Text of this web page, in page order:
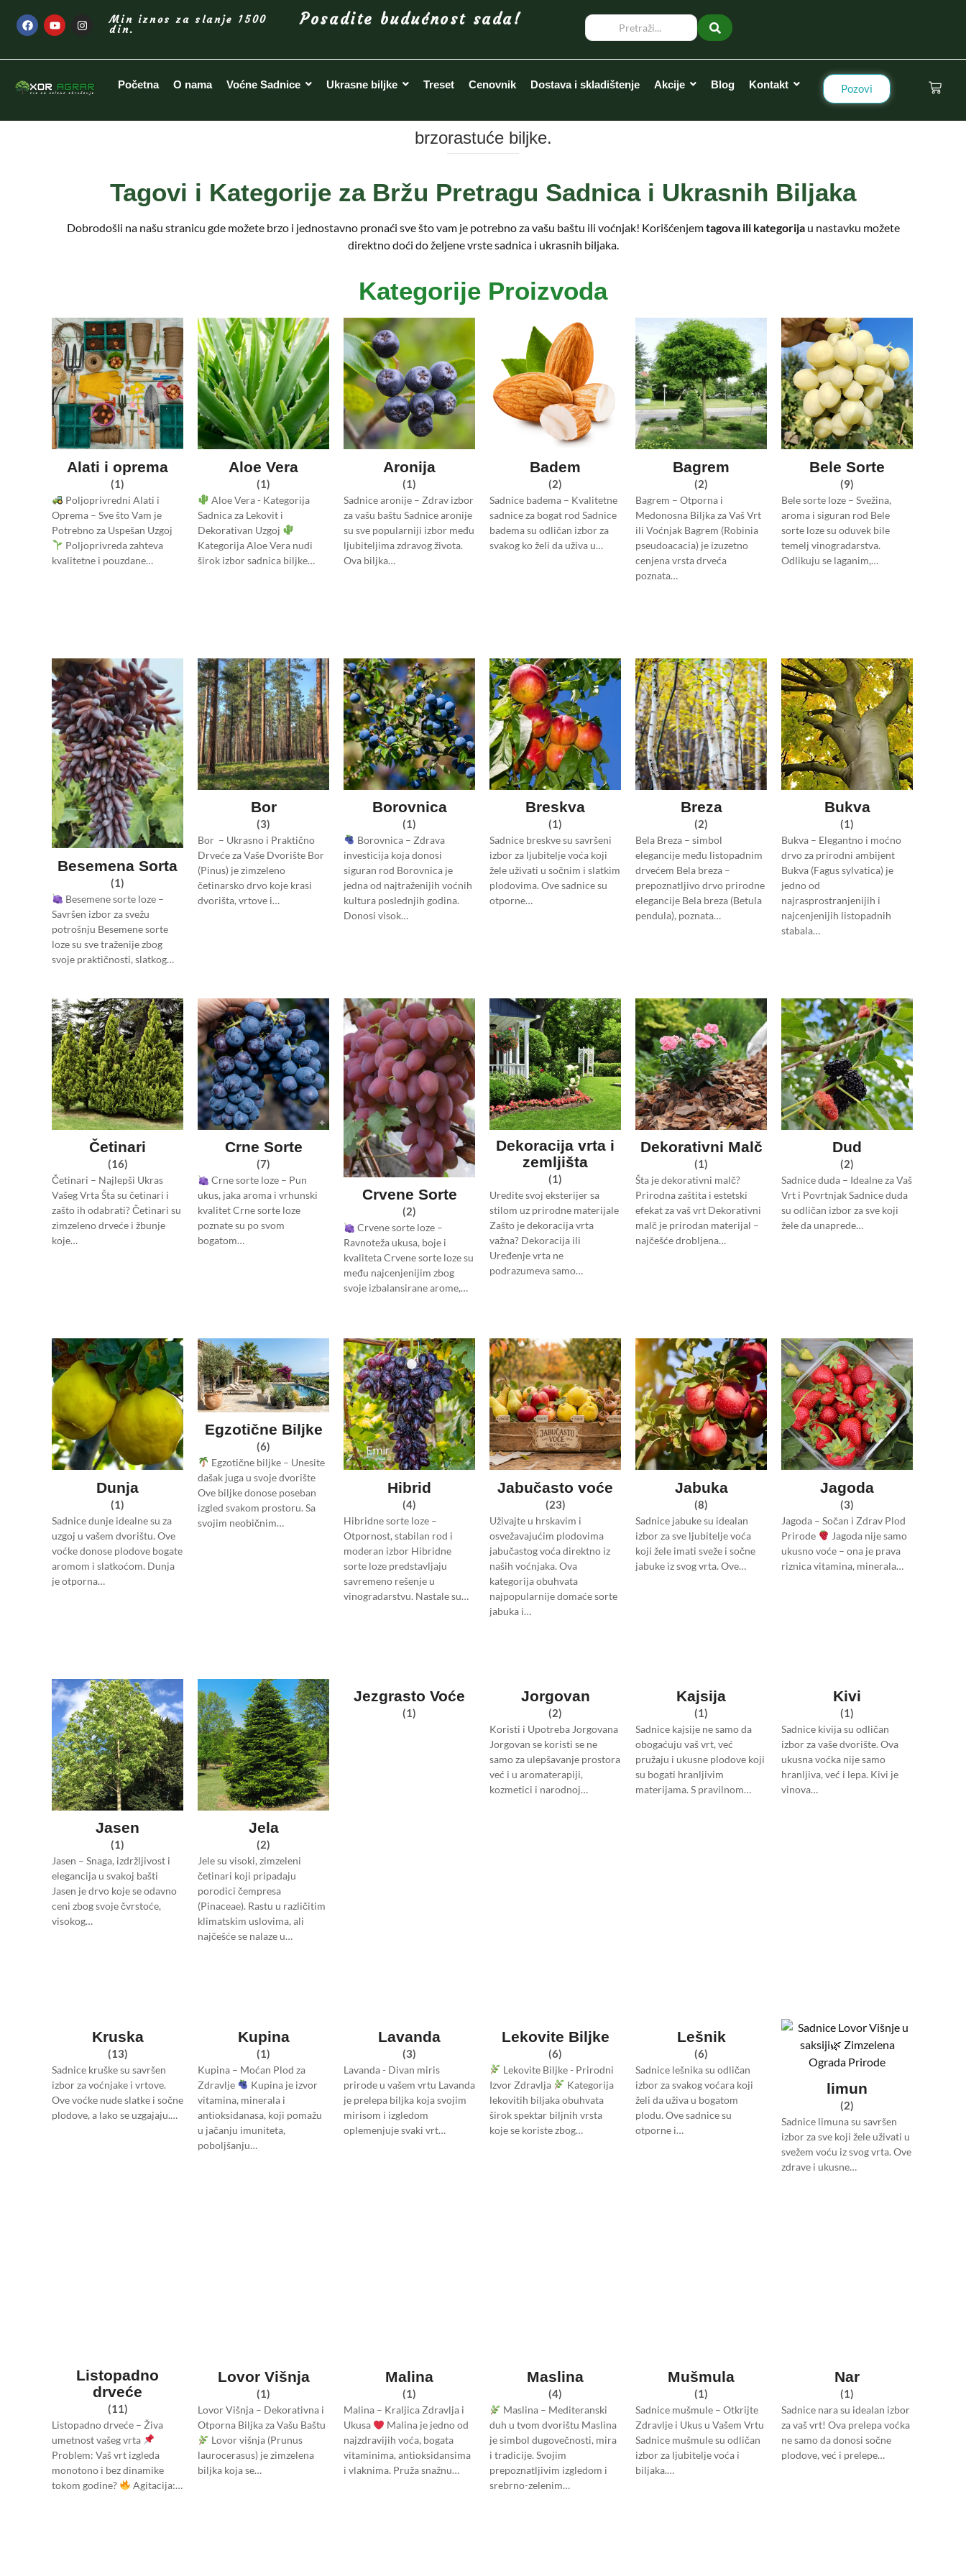
Min iznos za slanje 1500
din.
Posadite budućnost sada!
Početna O nama Voćne Sadnice Ukrasne biljke Treset Cenovnik Dostava i skladištenje Akcije Blog Kontakt Pozovi
brzorastuće biljke.
Tagovi i Kategorije za Bržu Pretragu Sadnica i Ukrasnih Biljaka
Dobrodošli na našu stranicu gde možete brzo i jednostavno pronaći sve što vam je potrebno za vašu baštu ili voćnjak! Korišćenjemtagova ili kategorijau nastavku možete
direktno doći do željene vrste sadnica i ukrasnih biljaka.
Kategorije Proizvoda
Alati i oprema
(1)
Poljoprivredni Alati i
Oprema – Sve što Vam je
Potrebno za Uspešan Uzgoj
Poljoprivreda zahteva
kvalitetne i pouzdane…
Aloe Vera
(1)
Aloe Vera - Kategorija
Sadnica za Lekovit i
Dekorativan Uzgoj
Kategorija Aloe Vera nudi
širok izbor sadnica biljke…
Aronija
(1)
Sadnice aronije – Zdrav izbor
za vašu baštu Sadnice aronije
su sve popularniji izbor među
ljubiteljima zdravog života.
Ova biljka…
Badem
(2)
Sadnice badema – Kvalitetne
sadnice za bogat rod Sadnice
badema su odličan izbor za
svakog ko želi da uživa u…
Bagrem
(2)
Bagrem – Otporna i
Medonosna Biljka za Vaš Vrt
ili Voćnjak Bagrem (Robinia
pseudoacacia) je izuzetno
cenjena vrsta drveća
poznata…
Bele Sorte
(9)
Bele sorte loze – Svežina,
aroma i siguran rod Bele
sorte loze su oduvek bile
temelj vinogradarstva.
Odlikuju se laganim,…
Besemena Sorta
(1)
Besemene sorte loze –
Savršen izbor za svežu
potrošnju Besemene sorte
loze su sve traženije zbog
svoje praktičnosti, slatkog…
Bor
(3)
Bor – Ukrasno i Praktično
Drveće za Vaše Dvorište Bor
(Pinus) je zimzeleno
četinarsko drvo koje krasi
dvorišta, vrtove i…
Borovnica
(1)
Borovnica – Zdrava
investicija koja donosi
siguran rod Borovnica je
jedna od najtraženijih voćnih
kultura poslednjih godina.
Donosi visok…
Breskva
(1)
Sadnice breskve su savršeni
izbor za ljubitelje voća koji
žele uživati u sočnim i slatkim
plodovima. Ove sadnice su
otporne…
Breza
(2)
Bela Breza – simbol
elegancije među listopadnim
drvećem Bela breza –
prepoznatljivo drvo prirodne
elegancije Bela breza (Betula
pendula), poznata…
Bukva
(1)
Bukva – Elegantno i moćno
drvo za prirodni ambijent
Bukva (Fagus sylvatica) je
jedno od
najrasprostranjenijih i
najcenjenijih listopadnih
stabala…
Četinari
(16)
Četinari – Najlepši Ukras
Vašeg Vrta Šta su četinari i
zašto ih odabrati? Četinari su
zimzeleno drveće i žbunje
koje…
Crne Sorte
(7)
Crne sorte loze – Pun
ukus, jaka aroma i vrhunski
kvalitet Crne sorte loze
poznate su po svom
bogatom…
Crvene Sorte
(2)
Crvene sorte loze –
Ravnoteža ukusa, boje i
kvaliteta Crvene sorte loze su
među najcenjenijim zbog
svoje izbalansirane arome,…
Dekoracija vrta i
zemljišta
(1)
Uredite svoj eksterijer sa
stilom uz prirodne materijale
Zašto je dekoracija vrta
važna? Dekoracija ili
Uređenje vrta ne
podrazumeva samo…
Dekorativni Malč
(1)
Šta je dekorativni malč?
Prirodna zaštita i estetski
efekat za vaš vrt Dekorativni
malč je prirodan materijal –
najčešće drobljena…
Dud
(2)
Sadnice duda – Idealne za Vaš
Vrt i Povrtnjak Sadnice duda
su odličan izbor za sve koji
žele da unaprede…
Dunja
(1)
Sadnice dunje idealne su za
uzgoj u vašem dvorištu. Ove
voćke donose plodove bogate
aromom i slatkoćom. Dunja
je otporna…
Egzotične Biljke
(6)
Egzotične biljke – Unesite
dašak juga u svoje dvorište
Ove biljke donose poseban
izgled svakom prostoru. Sa
svojim neobičnim…
Hibrid
(4)
Hibridne sorte loze –
Otpornost, stabilan rod i
moderan izbor Hibridne
sorte loze predstavljaju
savremeno rešenje u
vinogradarstvu. Nastale su…
Jabučasto voće
(23)
Uživajte u hrskavim i
osvežavajućim plodovima
jabučastog voća direktno iz
naših voćnjaka. Ova
kategorija obuhvata
najpopularnije domaće sorte
jabuka i…
Jabuka
(8)
Sadnice jabuke su idealan
izbor za sve ljubitelje voća
koji žele imati sveže i sočne
jabuke iz svog vrta. Ove…
Jagoda
(3)
Jagoda – Sočan i Zdrav Plod
Prirode
Jagoda nije samo
ukusno voće – ona je prava
riznica vitamina, minerala…
Jasen
(1)
Jasen – Snaga, izdržljivost i
elegancija u svakoj bašti
Jasen je drvo koje se odavno
ceni zbog svoje čvrstoće,
visokog…
Jela
(2)
Jele su visoki, zimzeleni
četinari koji pripadaju
porodici čempresa
(Pinaceae). Rastu u različitim
klimatskim uslovima, ali
najčešće se nalaze u…
Jezgrasto Voće
(1)
Jorgovan
(2)
Koristi i Upotreba Jorgovana
Jorgovan se koristi se ne
samo za ulepšavanje prostora
već i u aromaterapiji,
kozmetici i narodnoj…
Kajsija
(1)
Sadnice kajsije ne samo da
obogaćuju vaš vrt, već
pružaju i ukusne plodove koji
su bogati hranljivim
materijama. S pravilnom…
Kivi
(1)
Sadnice kivija su odličan
izbor za vaše dvorište. Ova
ukusna voćka nije samo
hranljiva, već i lepa. Kivi je
vinova…
Kruska
(13)
Sadnice kruške su savršen
izbor za voćnjake i vrtove.
Ove voćke nude slatke i sočne
plodove, a lako se uzgajaju.…
Kupina
(1)
Kupina – Moćan Plod za
Zdravlje
Kupina je izvor
vitamina, minerala i
antioksidanasa, koji pomažu
u jačanju imuniteta,
poboljšanju…
Lavanda
(3)
Lavanda - Divan miris
prirode u vašem vrtu Lavanda
je prelepa biljka koja svojim
mirisom i izgledom
oplemenjuje svaki vrt…
Lekovite Biljke
(6)
Lekovite Biljke - Prirodni
Izvor Zdravlja
Kategorija
lekovitih biljaka obuhvata
širok spektar biljnih vrsta
koje se koriste zbog…
Lešnik
(6)
Sadnice lešnika su odličan
izbor za svakog voćara koji
želi da uživa u bogatom
plodu. Ove sadnice su
otporne i…
limun
(2)
Sadnice limuna su savršen
izbor za sve koji žele uživati u
svežem voću iz svog vrta. Ove
zdrave i ukusne…
Listopadno
drveće
(11)
Listopadno drveće – Živa
umetnost vašeg vrta
Problem: Vaš vrt izgleda
monotono i bez dinamike
tokom godine?
Agitacija:…
Lovor Višnja
(1)
Lovor Višnja – Dekorativna i
Otporna Biljka za Vašu Baštu
Lovor višnja (Prunus
laurocerasus) je zimzelena
biljka koja se…
Malina
(1)
Malina – Kraljica Zdravlja i
Ukusa
Malina je jedno od
najzdravijih voća, bogata
vitaminima, antioksidansima
i vlaknima. Pruža snažnu…
Maslina
(4)
Maslina – Mediteranski
duh u tvom dvorištu Maslina
je simbol dugovečnosti, mira
i tradicije. Svojim
prepoznatljivim izgledom i
srebrno-zelenim…
Mušmula
(1)
Sadnice mušmule – Otkrijte
Zdravlje i Ukus u Vašem Vrtu
Sadnice mušmule su odličan
izbor za ljubitelje voća i
biljaka.…
Nar
(1)
Sadnice nara su idealan izbor
za vaš vrt! Ova prelepa voćka
ne samo da donosi sočne
plodove, već i prelepe…